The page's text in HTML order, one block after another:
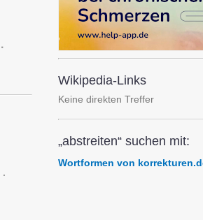
·
·
Wikipedia-Links
Keine direkten Treffer
„abstreiten“ suchen mit:
Wortformen von